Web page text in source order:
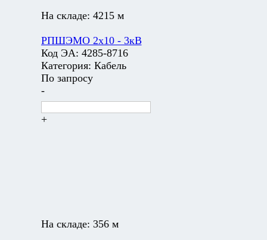
На складе: 4215 м
РПШЭМО 2х10 - 3кВ
Код ЭА: 4285-8716
Категория: Кабель
По запросу
-
+
На складе: 356 м